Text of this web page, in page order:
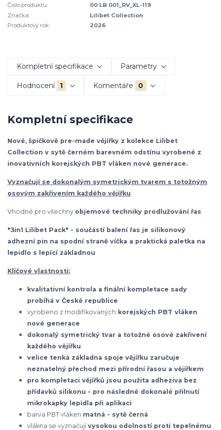
Číslo produktu:
00 LB 001_RV_XL-119
Značka:
Lilibet Collection
Produktový rok:
2026
Kompletní specifikace Parametry
Hodnocení 1 Komentáře 0
Kompletní specifikace
Nové, špičkově pre-made vějířky z kolekce Lilibet
Collection v sytě černém barevném odstínu vyrobené z
inovativních korejských PBT vláken nové generace.
Vyznačují se dokonalým symetrickým tvarem s totožným
osovým zakřivením každého vějířku
Vhodné pro všechny objemové techniky prodlužování řas
"3in1 Lilibet Pack" - součástí balení řas je silikonový
adhezní pin na spodní straně víčka a praktická paletka na
lepidlo s lepící základnou
Klíčové vlastnosti:
kvalitativní kontrola a finální kompletace sady
probíhá v České republice
vyrobeno z modifikovaných korejských PBT vláken
nové generace
dokonalý symetrický tvar a totožné osové zakřivení
každého vějířku
velice tenká základna spoje vějířku zaručuje
neznatelný přechod mezi přírodní řasou a vějířkem
pro kompletaci vějířků jsou použita adheziva bez
přídavků silikonu - pro následné dokonalé přilnutí
mikrokapky lepidla při aplikaci
barva PBT vláken matná - sytě černá
vlákna se vyznačujívysokou odolností proti tepelnému